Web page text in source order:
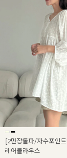
[2만장돌파/자수포인
레어블라우스